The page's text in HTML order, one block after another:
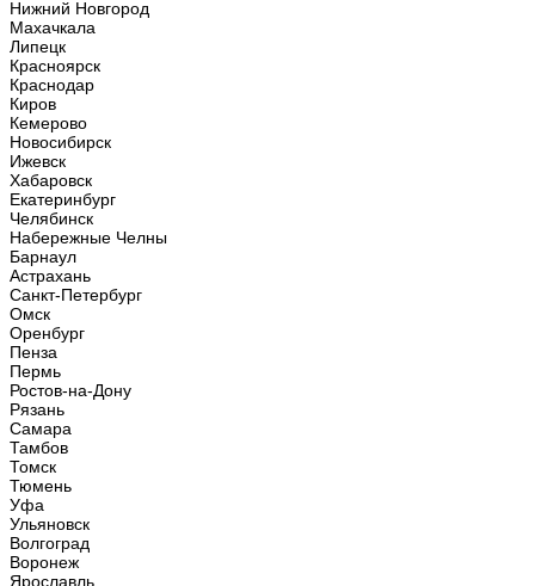
Нижний Новгород
Махачкала
Липецк
Красноярск
Краснодар
Киров
Кемерово
Новосибирск
Ижевск
Хабаровск
Екатеринбург
Челябинск
Набережные Челны
Барнаул
Астрахань
Санкт-Петербург
Омск
Оренбург
Пенза
Пермь
Ростов-на-Дону
Рязань
Самара
Тамбов
Томск
Тюмень
Уфа
Ульяновск
Волгоград
Воронеж
Ярославль